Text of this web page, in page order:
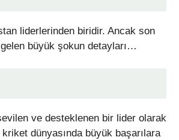
liderlerinden biridir. Ancak son
büyük şokun detayları…
ve desteklenen bir lider olarak
dünyasında büyük başarılara